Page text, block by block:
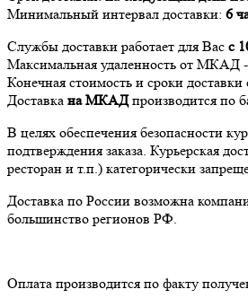
Минимальный интервал доставки: 6
Службы доставки работает для Вас с
Максимальная удаленность от МКАД -
Конечная стоимость и сроки
Доставка на МКАДпроизводится по
В целях обеспечения безопасности
подтверждения заказа. Курьерская
ресторан и т.п.) категорически
Доставка по России возможна
большинство регионов РФ.
Оплата производится по факту